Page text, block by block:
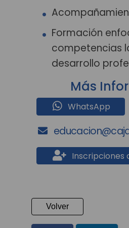
Formación
competencias
desarrollo
Más
WhatsApp
Inscripciones
Volver